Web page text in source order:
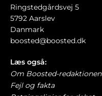
Ringstedgårdsvej 5
5792 Aarslev
Danmark
boosted@boosted.dk
Læs også:
Om Boosted-redaktionen
Fejl og fakta